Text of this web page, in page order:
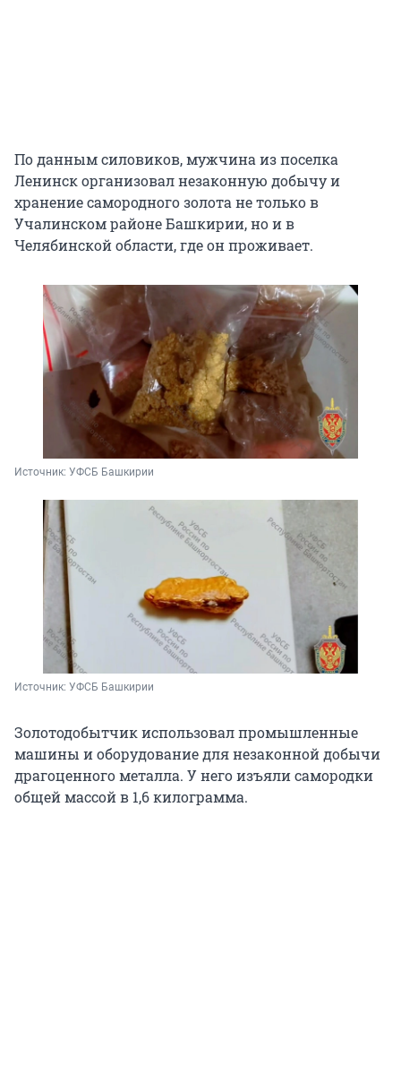
По данным силовиков, мужчина из поселка
Ленинск организовал незаконную добычу и
хранение самородного золота не только в
Учалинском районе Башкирии, но и в
Челябинской области, где он проживает.
Источник: УФСБ Башкирии
Источник: УФСБ Башкирии
Золотодобытчик использовал промышленные
машины и оборудование для незаконной добычи
драгоценного металла. У него изъяли самородки
общей массой в 1,6 килограмма.